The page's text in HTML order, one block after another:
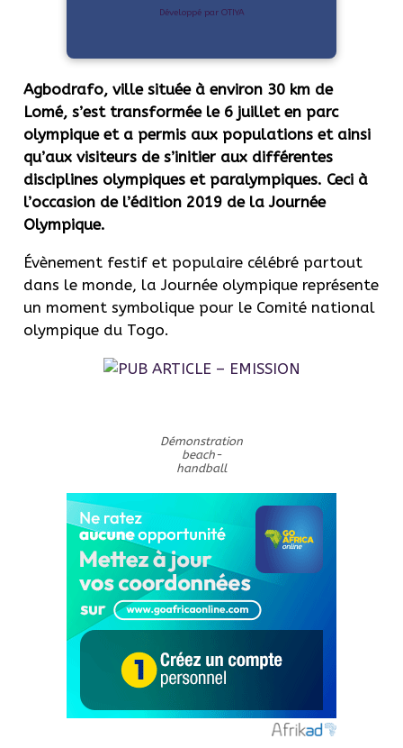
Développé par OTIYA
Agbodrafo, ville située à environ 30 km de
Lomé, s’est transformée le 6 juillet en parc
olympique et a permis aux populations et ainsi
qu’aux visiteurs de s’initier aux différentes
disciplines olympiques et paralympiques. Ceci à
l’occasion de l’édition 2019 de la Journée
Olympique.
Évènement festif et populaire célébré partout
dans le monde, la Journée olympique représente
un moment symbolique pour le Comité national
olympique du Togo.
Démonstration
beach-
handball